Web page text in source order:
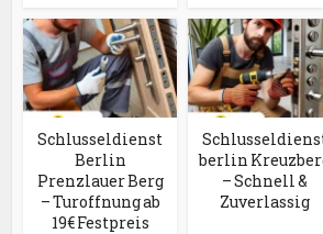
Schlusseldienst
Berlin
Prenzlauer Berg
– Turoffnung ab
19€ Festpreis
berlin
– Schnell &
Zuverlassig